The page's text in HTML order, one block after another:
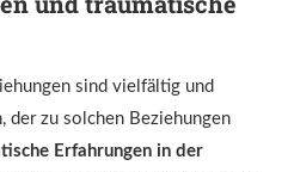
sind vielfältig und
der zu solchen Beziehungen
Erfahrungen in der